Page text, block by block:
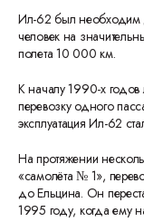
Ил-62 был необходим
человек на
полета 10 000 км.
К началу 1990-х годов
перевозку одного
эксплуатация Ил-62
На протяжении
«самолёта № 1»,
до Ельцина. Он
1995 году, когда ему